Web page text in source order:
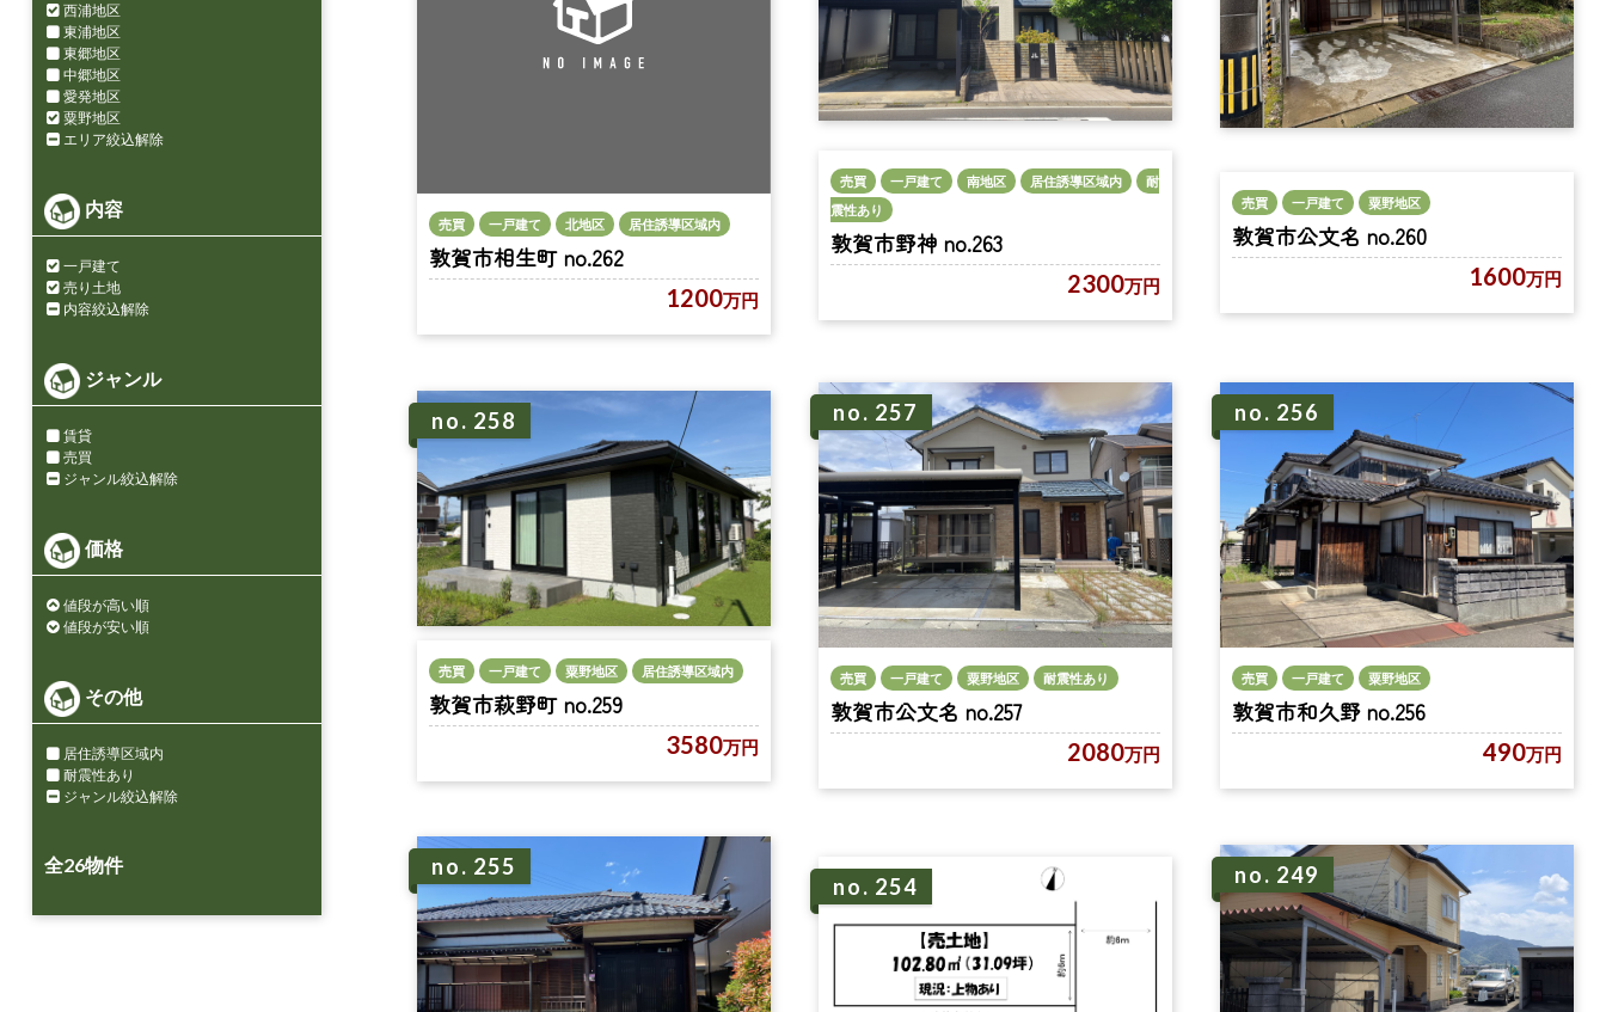
西浦地区
東浦地区
東郷地区
中郷地区
愛発地区
粟野地区
エリア絞込解除
内容
一戸建て
売り土地
内容絞込解除
ジャンル
賃貸
売買
ジャンル絞込解除
価格
値段が高い順
値段が安い順
その他
居住誘導区域内
耐震性あり
ジャンル絞込解除
全26物件
売買 一戸建て 北地区 居住誘導区域内
敦賀市相生町 no.262
1200万円
売買 一戸建て 南地区 居住誘導区域内
耐
震性あり
敦賀市野神 no.263
2300万円
売買 一戸建て 粟野地区
敦賀市公文名 no.260
1600万円
no. 258
売買 一戸建て 粟野地区 居住誘導区域内
敦賀市萩野町 no.259
3580万円
no. 257
売買 一戸建て 粟野地区 耐震性あり
敦賀市公文名 no.257
2080万円
no. 256
売買 一戸建て 粟野地区
敦賀市和久野 no.256
490万円
no. 255
no. 254 no. 249